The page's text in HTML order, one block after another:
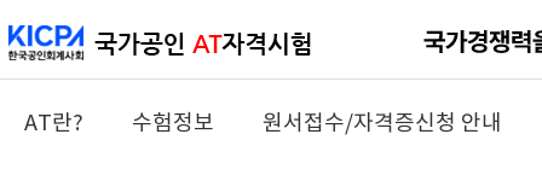
AT란? 수험정보 원서접수/자격증신청 안내